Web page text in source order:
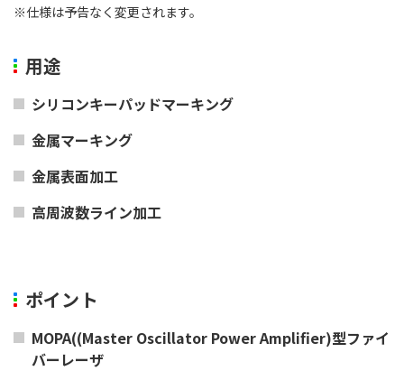
※仕様は予告なく変更されます。
用途
シリコンキーパッドマーキング
金属マーキング
金属表面加工
高周波数ライン加工
ポイント
MOPA((Master Oscillator Power Amplifier)型ファイ
バーレーザ